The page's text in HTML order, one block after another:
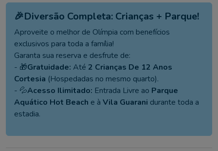
🎉Diversão Completa: Crianças + Parque!
Aproveite o melhor de Olímpia com benefícios
exclusivos para toda a família!
Garanta sua reserva e desfrute de:
- 🎁Gratuidade: Até 2 Crianças De 12 Anos
Cortesia (Hospedadas no mesmo quarto).
- 💦Acesso Ilimitado: Entrada Livre ao Parque
Aquático Hot Beach e à Vila Guarani durante toda a
estadia.